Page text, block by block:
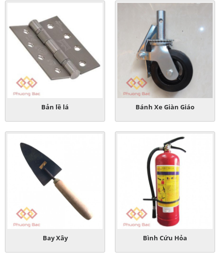
Bản lề lá Bánh Xe Giàn Giáo
Bay Xây Bình Cứu Hỏa